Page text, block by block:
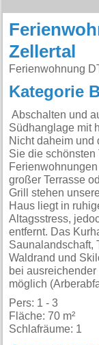
Zellertal
Ferienwohnung
Kategorie
Abschalten und
Südhanglage mit
Nicht daheim und
Sie die schönsten
großer Terrasse
Grill stehen
Haus liegt in
Altagsstress,
entfernt. Das
Saunalandschaft,
Waldrand und
bei
möglich
Pers: 1 - 3
Fläche: 70 m²
Schlafräume: 1